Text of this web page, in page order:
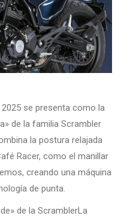
se presenta como la
de la familia Scrambler
la postura relajada
Racer, como el manillar
creando una máquina
de punta.
de la ScramblerLa